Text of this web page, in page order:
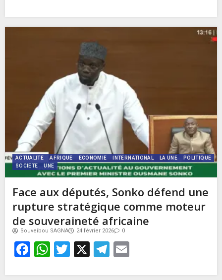
ACTUALITE AFRIQUE ECONOMIE INTERNATIONAL LA UNE
POLITIQUE
SOCIETE
UNE
Face aux députés, Sonko défend une
rupture stratégique comme moteur
de souveraineté africaine
Souveibou SAGNA 24 février 2026 0
Facebook
WhatsApp
Twitter
X Telegram